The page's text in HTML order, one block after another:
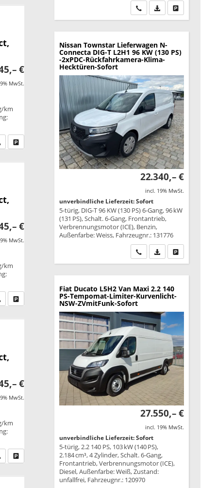
€
MwSt.
km
Sie an
PDF-Datei, Fahrzeugexposé drucken
Drucken, parken oder vergleichen
€
MwSt.
km
Sie an
PDF-Datei, Fahrzeugexposé drucken
Drucken, parken oder vergleichen
€
MwSt.
km
Sie an
PDF-Datei, Fahrzeugexposé drucken
Drucken, parken oder vergleichen
Wir rufen Sie an
PDF-Datei,Drucken,
Nissan Townstar Lieferwagen N-
Connecta DIG-T L2H1 96 KW (130 PS)
-2xPDC-Rückfahrkamera-Klima-
Hecktüren-Sofort
22.340,– €
incl. 19% MwSt.
unverbindliche Lieferzeit: Sofort
5-türig, DIG-T 96 KW (130 PS) 6-Gang, 96 kW
(131 PS), Schalt. 6-Gang, Frontantrieb,
Verbrennungsmotor (ICE), Benzin,
Außenfarbe: Weiss, Fahrzeugnr.: 131776
Wir rufen Sie an
PDF-Datei,Drucken,
Fiat Ducato L5H2 Van Maxi 2.2 140
PS-Tempomat-Limiter-Kurvenlicht-
NSW-ZVmitFunk-Sofort
27.550,– €
incl. 19% MwSt.
unverbindliche Lieferzeit: Sofort
5-türig, 2.2 140 PS, 103 kW (140 PS),
2.184 cm³, 4 Zylinder, Schalt. 6-Gang,
Frontantrieb, Verbrennungsmotor (ICE),
Diesel, Außenfarbe: Weiß, Zustand:
unfallfrei, Fahrzeugnr.: 120970